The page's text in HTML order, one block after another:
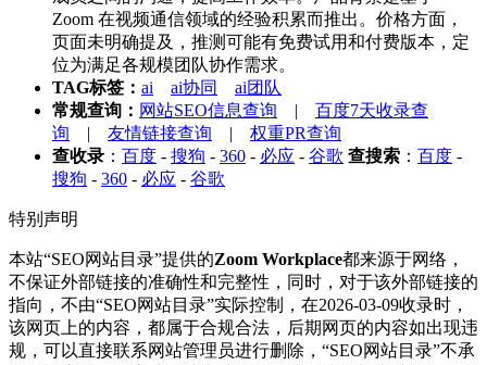
Zoom 在视频通信领域的经验积累而推出。价格方面，
页面未明确提及，推测可能有免费试用和付费版本，定
位为满足各规模团队协作需求。
TAG标签： ai ai协同
ai团队
常规查询： 网站SEO信息查询 | 百度7天收录查
询 | 友情链接查询 | 权重PR查询
查收录 ： 百度 - 搜狗 - 360 - 必应 - 谷歌 查搜索 ： 百度 -
搜狗 - 360 - 必应 - 谷歌
特别声明
本站“SEO网站目录”提供的Zoom Workplace都来源于网络，
不保证外部链接的准确性和完整性，同时，对于该外部链接的
指向，不由“SEO网站目录”实际控制，在2026-03-09收录时，
该网页上的内容，都属于合规合法，后期网页的内容如出现违
规，可以直接联系网站管理员进行删除，“SEO网站目录”不承